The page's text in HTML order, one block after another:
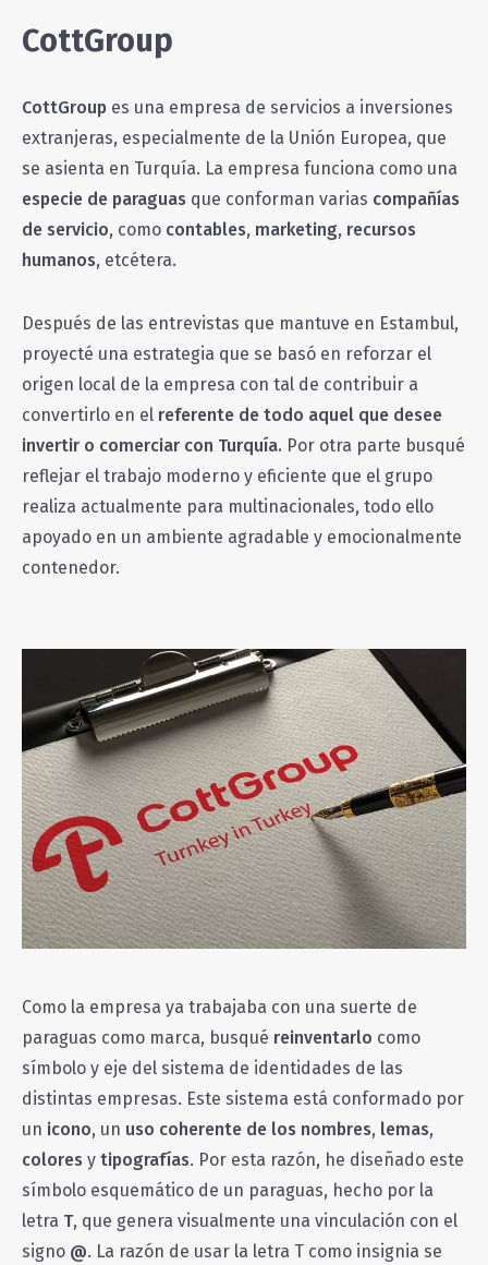
CottGroup
CottGroup es una empresa de servicios a inversiones
extranjeras, especialmente de la Unión Europea, que
se asienta en Turquía. La empresa funciona como una
especie de paraguas que conforman varias compañías
de servicio, como contables, marketing, recursos
humanos, etcétera.
Después de las entrevistas que mantuve en Estambul,
proyecté una estrategia que se basó en reforzar el
origen local de la empresa con tal de contribuir a
convertirlo en el referente de todo aquel que desee
invertir o comerciar con Turquía. Por otra parte busqué
reflejar el trabajo moderno y eficiente que el grupo
realiza actualmente para multinacionales, todo ello
apoyado en un ambiente agradable y emocionalmente
contenedor.
Como la empresa ya trabajaba con una suerte de
paraguas como marca, busqué reinventarlo como
símbolo y eje del sistema de identidades de las
distintas empresas. Este sistema está conformado por
un icono, un uso coherente de los nombres, lemas,
colores y tipografías. Por esta razón, he diseñado este
símbolo esquemático de un paraguas, hecho por la
letra T, que genera visualmente una vinculación con el
signo @. La razón de usar la letra T como insignia se